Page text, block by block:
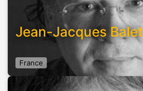
Jean-Jacques Balet
France